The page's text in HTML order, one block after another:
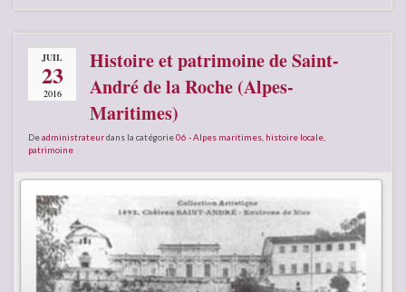
JUIL
23
2016
Histoire et patrimoine de Saint-
André de la Roche (Alpes-
Maritimes)
Deadministrateurdans la catégorie06 - Alpes maritimes histoire locale
patrimoine